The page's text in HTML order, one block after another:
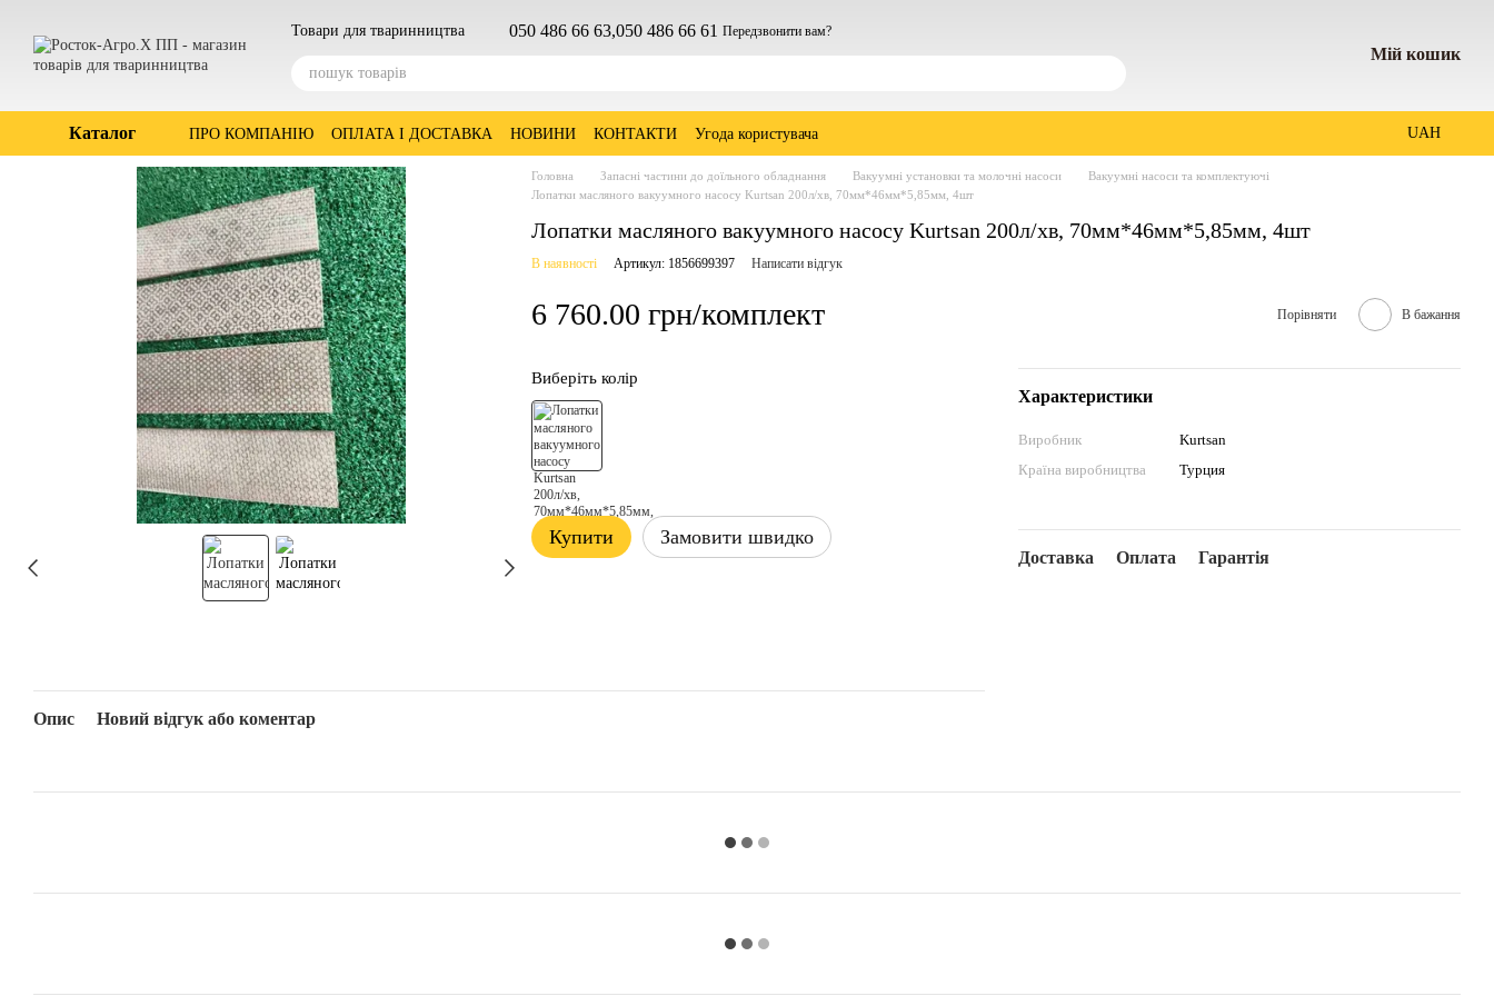
Товари для тваринництва
050 486 66 63,050 486 66 61 Передзвонити вам?
Мій кошик
Каталог ПРО КОМПАНІЮ ОПЛАТА І ДОСТАВКА НОВИНИ КОНТАКТИ Угода користувача UAH
Головна Запасні частини до доїльного обладнання Вакуумні установки та молочні насоси
Вакуумні насоси та комплектуючі
Лопатки масляного вакуумного насосу Kurtsan 200л/хв, 70мм*46мм*5,85мм, 4шт
Лопатки масляного вакуумного насосу Kurtsan 200л/хв, 70мм*46мм*5,85мм, 4шт
В наявності Артикул: 1856699397 Написати відгук
6 760.00 грн/комплект Порівняти В бажання
Виберіть колір
Купити Замовити швидко
Характеристики
Виробник
Kurtsan
Країна виробництва
Турция
Доставка Оплата Гарантія
Опис Новий відгук або коментар